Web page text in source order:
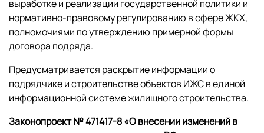
выработке и реализации государственной политики и
нормативно-правовому регулированию в сфере ЖКХ,
полномочиями по утверждению примерной формы
договора подряда.
Предусматривается раскрытие информации о
подрядчике и строительстве объектов ИЖС в единой
информационной системе жилищного строительства.
Законопроект № 471417-8 «О внесении изменений в